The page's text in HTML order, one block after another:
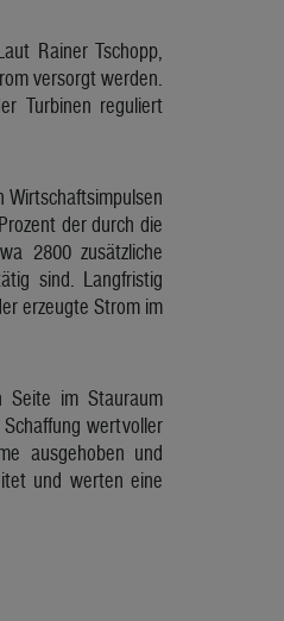
Rainer Tschopp,
versorgt werden.
Turbinen reguliert
Wirtschaftsimpulsen
der durch die
2800 zusätzliche
sind. Langfristig
erzeugte Strom im
Seite im Stauraum
wertvoller
ausgehoben und
und werten eine